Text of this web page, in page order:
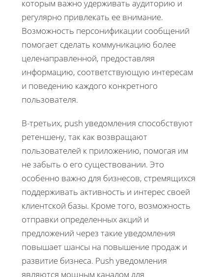
которым важно удерживать аудиторию и
регулярно привлекать ее внимание.
Возможность персонификации сообщений
помогает сделать коммуникацию более
целенаправленной, предоставляя
информацию, соответствующую интересам
и поведению каждого конкретного
пользователя.
В-третьих, push уведомления способствуют
ретеншену, так как возвращают
пользователей к приложению, помогая им
не забыть о его существовании. Это
особенно важно для бизнесов, стремящихся
поддерживать активность и интерес своей
клиентской базы. Кроме того, возможность
отправки определенных акций и
предложений через такие уведомления
повышает шансы на повышение продаж и
развитие бизнеса. Push уведомления
являются мощным каналом для